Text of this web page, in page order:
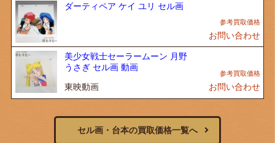
ダーティペア ケイ ユリ セル画
お問い合わせ
美少女戦士セーラームーン 月野
うさぎ セル画 動画
東映動画 お問い合わせ
セル画・台本の買取価格一覧へ